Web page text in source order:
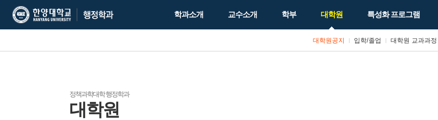
한
양
대
양
대
학
과
학과소개 교수소개 학부 대학원
대학원공지 입학/졸업 대학원 교과과정
특성화 프로그램
정책과학대학 행정학과
대학원